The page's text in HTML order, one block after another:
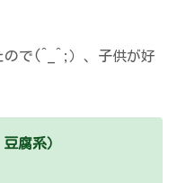
ので(^_^;）、子供が好
腐系）